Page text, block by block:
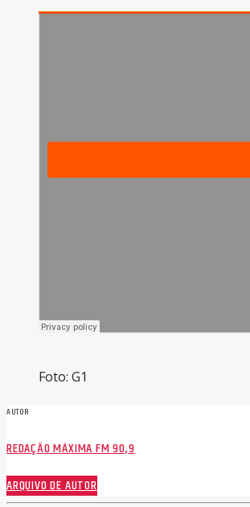
Foto: G1
AUTOR
REDAÇÃO MÁXIMA FM 90,9
ARQUIVO DE AUTOR